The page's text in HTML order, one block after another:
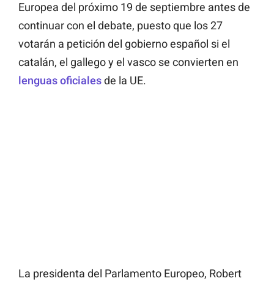
Europea del próximo 19 de septiembre antes de
continuar con el debate, puesto que los 27
votarán a petición del gobierno español si el
catalán, el gallego y el vasco se convierten en
lenguas oficialesde la UE.
La presidenta del Parlamento Europeo, Robert